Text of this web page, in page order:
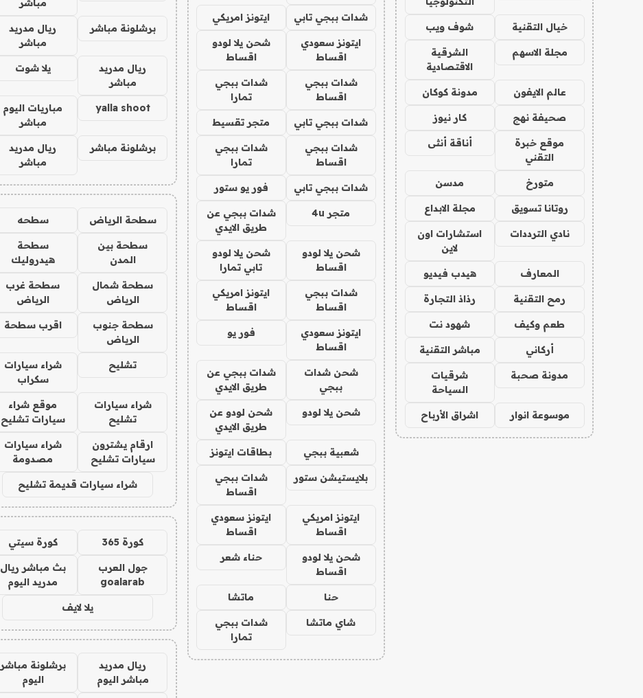
خيال التقنية شوف ويب
مجلة الاسهم
الشرقية
الاقتصادية
عالم الايفون مدونة كوكان
صحيفة نهج كار نيوز
موقع خبرة
التقني
أناقة أنثى
متورخ مدسن
روتانا تسويق مجلة الابداع
نادي الترددات
استشارات اون
لاين
المعارف هيدب فيديو
رمح التقنية رذاذ التجارة
طعم وكيف شهود نت
أركاني مباشر التقنية
مدونة صحبة
شرقيات
السياحة
موسوعة انوار اشراق الأرباح
شدات ببجي تابي ايتونز امريكي
ايتونز سعودي
اقساط
شحن يلا لودو
اقساط
شدات ببجي
اقساط
شدات ببجي
تمارا
شدات ببجي تابي متجر تقسيط
شدات ببجي
اقساط
شدات ببجي
تمارا
شدات ببجي تابي فور يو ستور
متجر 4u
شدات ببجي عن
طريق الايدي
شحن يلا لودو
اقساط
شحن يلا لودو
تابي تمارا
شدات ببجي
اقساط
ايتونز امريكي
اقساط
ايتونز سعودي
اقساط
فور يو
شحن شدات
ببجي
شدات ببجي عن
طريق الايدي
شحن يلا لودو
شحن لودو عن
طريق الايدي
شعبية ببجي بطاقات ايتونز
بلايستيشن ستور
شدات ببجي
اقساط
ايتونز امريكي
اقساط
ايتونز سعودي
اقساط
شحن يلا لودو
اقساط
حناء شعر
حنا ماتشا
شاي ماتشا
شدات ببجي
تمارا
برشلونة مباشر
ريال مدريد
مباشر
ريال مدريد
مباشر
يلا شوت
yalla shoot
مباريات اليوم
مباشر
برشلونة مباشر
ريال مدريد
مباشر
سطحة الرياض سطحه
سطحة بين
المدن
سطحة
هيدروليك
سطحة شمال
الرياض
سطحة غرب
الرياض
سطحة جنوب
الرياض
اقرب سطحة
تشليح
شراء سيارات
سكراب
شراء سيارات
تشليح
موقع شراء
سيارات تشليح
ارقام يشترون
سيارات تشليح
شراء سيارات
مصدومة
شراء سيارات قديمة تشليح
كورة 365 كورة سيتي
جول العرب
goalarab
بث مباشر ريال
مدريد اليوم
يلا لايف
ريال مدريد
مباشر اليوم
برشلونة مباشر
اليوم